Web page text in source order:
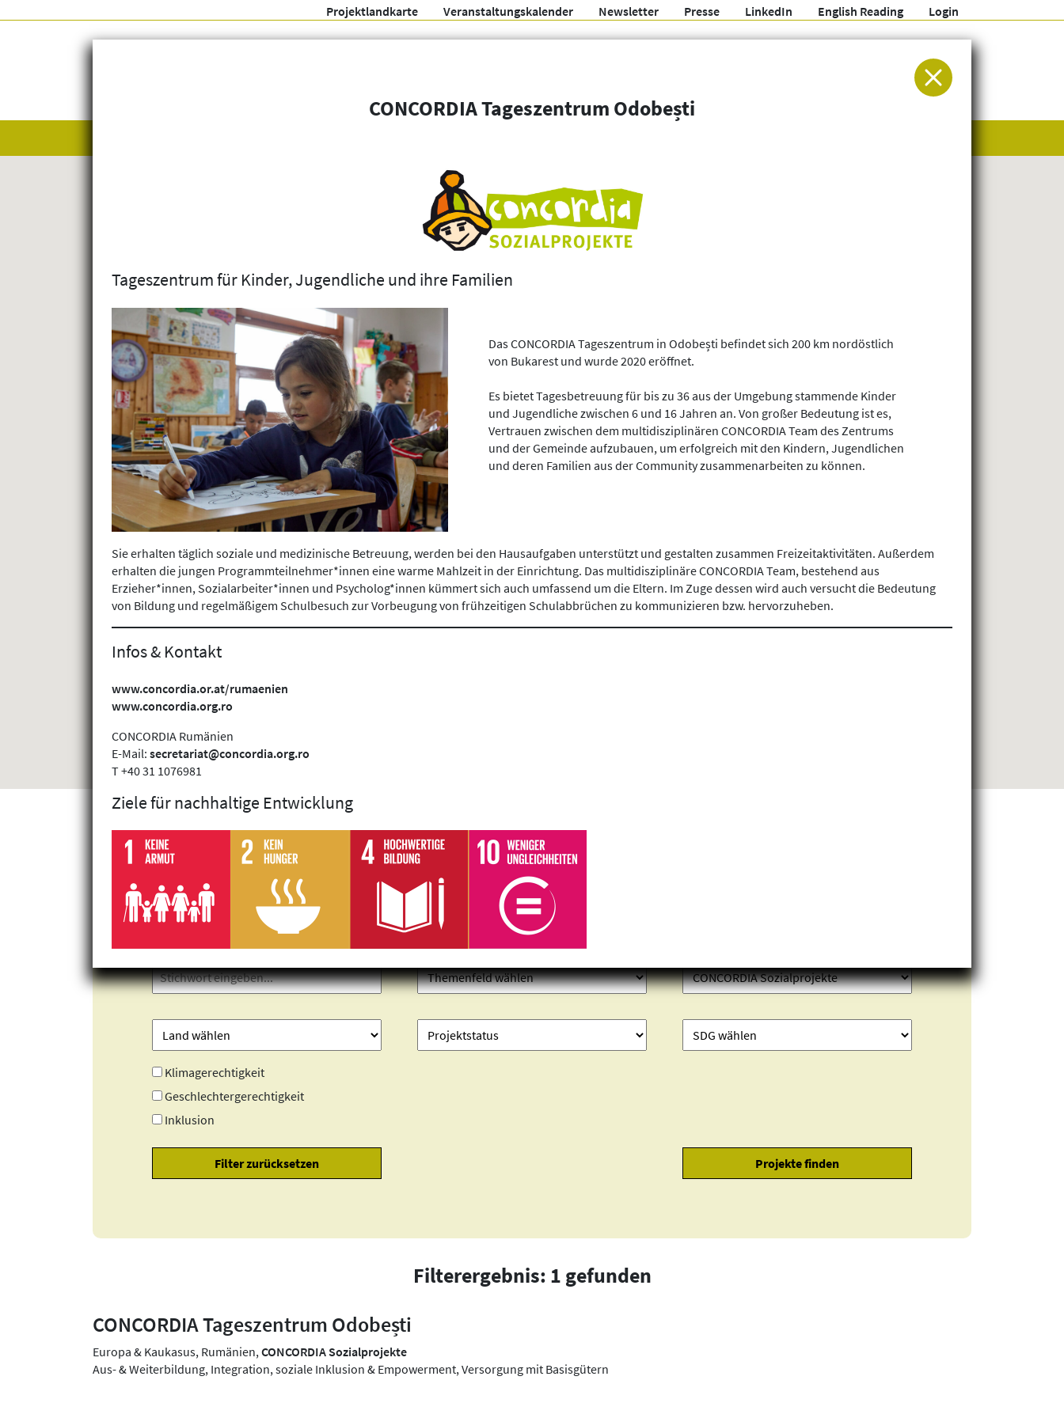
Projektlandkarte Veranstaltungskalender Newsletter Presse LinkedIn English Reading Login
Arbeitsgemeinschaft für Entwicklung und Humanitäre Hilfe
Projekte finden
Klimagerechtigkeit
Geschlechtergerechtigkeit
Inklusion
Filterergebnis: 1 gefunden
CONCORDIA Tageszentrum Odobești
Europa & Kaukasus, Rumänien,CONCORDIA Sozialprojekte
Aus- & Weiterbildung, Integration, soziale Inklusion & Empowerment, Versorgung mit Basisgütern
CONCORDIA Tageszentrum Odobești
Tageszentrum für Kinder, Jugendliche und ihre Familien
Das CONCORDIA Tageszentrum in Odobești befindet sich 200 km nordöstlich
von Bukarest und wurde 2020 eröffnet.
Es bietet Tagesbetreuung für bis zu 36 aus der Umgebung stammende Kinder
und Jugendliche zwischen 6 und 16 Jahren an. Von großer Bedeutung ist es,
Vertrauen zwischen dem multidisziplinären CONCORDIA Team des Zentrums
und der Gemeinde aufzubauen, um erfolgreich mit den Kindern, Jugendlichen
und deren Familien aus der Community zusammenarbeiten zu können.
Sie erhalten täglich soziale und medizinische Betreuung, werden bei den Hausaufgaben unterstützt und gestalten zusammen Freizeitaktivitäten. Außerdem
erhalten die jungen Programmteilnehmer*innen eine warme Mahlzeit in der Einrichtung. Das multidisziplinäre CONCORDIA Team, bestehend aus
Erzieher*innen, Sozialarbeiter*innen und Psycholog*innen kümmert sich auch umfassend um die Eltern. Im Zuge dessen wird auch versucht die Bedeutung
von Bildung und regelmäßigem Schulbesuch zur Vorbeugung von frühzeitigen Schulabbrüchen zu kommunizieren bzw. hervorzuheben.
Infos & Kontakt
www.concordia.or.at/rumaenien
www.concordia.org.ro
CONCORDIA Rumänien
E-Mail: secretariat@concordia.org.ro
T +40 31 1076981
Ziele für nachhaltige Entwicklung